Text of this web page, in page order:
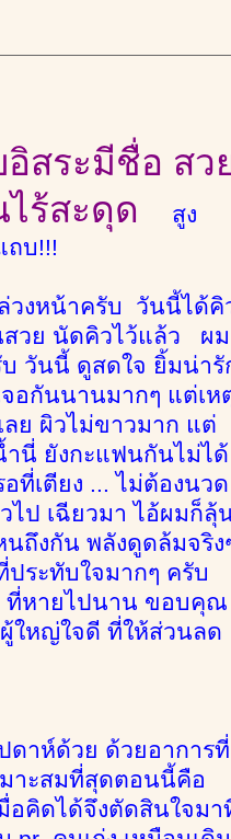
สระมีชื่อ สว
ไร้สะดุด
สูง
ถบ!!!
วงหน้าครับ วันนี้ได้คิ
สวย นัดคิวไว้แล้ว ผม
วันนี้ ดูสดใจ ยิ้มน่ารั
อกันนานมากๆ แต่เห
ลย ผิวไม่ขาวมาก แต่
ำนี่ ยังกะแฟนกันไม่ได้
ที่เตียง ... ไม่ต้องนวด
ไป เฉียวมา ไอ้ผมก็ลุ้
ถึงกัน พลังดูดล้มจริง
ระทับใจมากๆ ครับ
ที่หายไปนาน ขอบคุณ
ใหญ่ใจดี ที่ให้ส่วนลด
ดาห์ด้วย ด้วยอาการที่
าะสมที่สุดตอนนี้คือ
อคิดได้จึงตัดสินใจมา